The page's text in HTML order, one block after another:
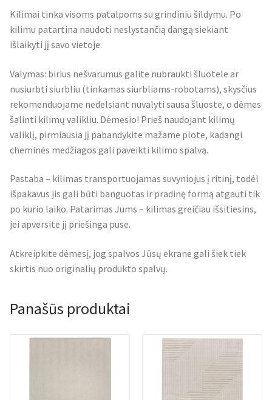
Kilimai tinka visoms patalpoms su grindiniu šildymu. Po
kilimu patartina naudoti neslystančią dangą siekiant
išlaikyti jį savo vietoje.
Valymas: birius nešvarumus galite nubraukti šluotele ar
nusiurbti siurbliu (tinkamas siurbliams-robotams), skysčius
rekomenduojame nedelsiant nuvalyti sausa šluoste, o dėmes
šalinti kilimų valikliu. Dėmesio! Prieš naudojant kilimų
valiklį, pirmiausia jį pabandykite mažame plote, kadangi
cheminės medžiagos gali paveikti kilimo spalvą.
Pastaba – kilimas transportuojamas suvyniojus į ritinį, todėl
išpakavus jis gali būti banguotas ir pradinę formą atgauti tik
po kurio laiko. Patarimas Jums – kilimas greičiau išsitiesins,
jei apversite jį priešinga puse.
Atkreipkite dėmesį, jog spalvos Jūsų ekrane gali šiek tiek
skirtis nuo originalių produkto spalvų.
Panašūs produktai